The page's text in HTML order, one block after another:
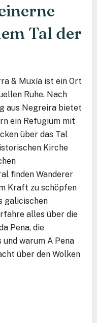
Tal der
& Muxía ist ein Ort
Ruhe. Nach
aus Negreira bietet
ein Refugium mit
über das Tal
Kirche
finden Wanderer
Kraft zu schöpfen
galicischen
alles über die
Pena, die
warum A Pena
über den Wolken